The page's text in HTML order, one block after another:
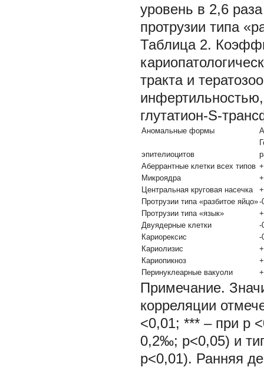
уровень в 2,6
протрузии типа
Таблица 2.
тракта и
глутатион-S-
Аномальные формы
эпителиоцитов
Аберрантные клетки всех типов
Микроядра
Центральная круговая насечка
Протрузии типа «разбитое яйцо»-
Протрузии типа «язык»
Двуядерные клетки
-
Кариорексис
-
Кариолизис
Кариопикноз
Перинуклеарные вакуоли
Примечание.
корреляции
<0,01; *** – при p
0,2‰; p<0,05) и
p<0,01). Ранняя